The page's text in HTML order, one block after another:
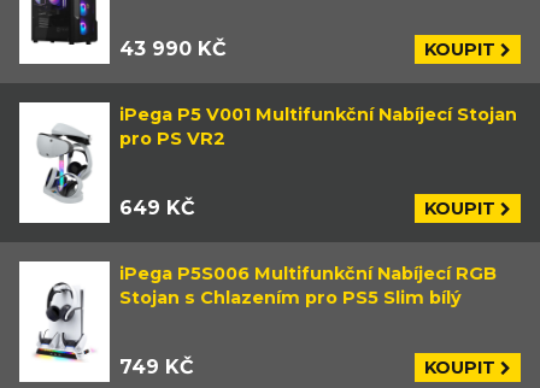
43 990 KČ KOUPIT
iPega P5 V001 Multifunkční Nabíjecí Stojan
pro PS VR2
649 KČ KOUPIT
iPega P5S006 Multifunkční Nabíjecí RGB
Stojan s Chlazením pro PS5 Slim bílý
749 KČ KOUPIT